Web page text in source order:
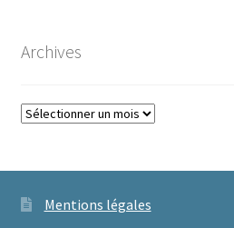
Archives
Archives
Mentions légales